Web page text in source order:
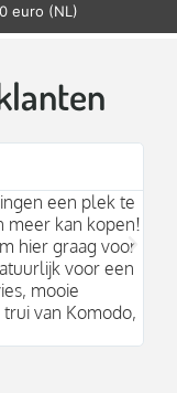
euro (NL)
een plek te
meer kan kopen!
hier graag voor
voor een
mooie
van Komodo,